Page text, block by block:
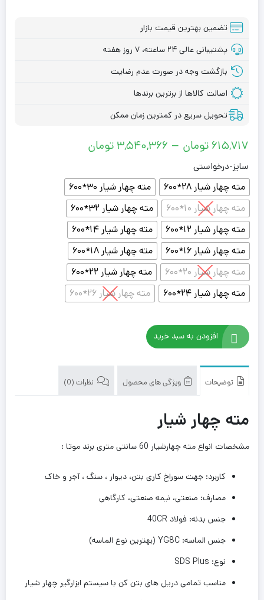
تضمین بهترین قیمت بازار
پشتیبانی عالی ۲۴ ساعته، ۷ روز هفته
بازگشت وجه در صورت عدم رضایت
اصالت کالاها از برترین برندها
تحویل سریع در کمترین زمان ممکن
615,717 تومان –
3,540,366 تومان
through
3,540,366 تومان
سایز-درخواستی
مته چهار شیار 28*600
مته چهار شیار 30*600
مته چهار شیار 10*600
مته چهار شیار 32*600
مته چهار شیار 12*600
مته چهار شیار 14*600
مته چهار شیار 16*600
مته چهار شیار 18*600
مته چهار شیار 20*600
مته چهار شیار 22*600
مته چهار شیار 24*600
مته چهار شیار 26*600
افزودن به سبد خرید
توضیحات ویژگی های محصول نظرات (0)
مته چهار شیار
مشخصات انواع مته چهارشیار 60 سانتی متری برند موتا :
کاربرد: جهت سوراخ کاری بتن، دیوار ، سنگ ، آجر و خاک
مصارف: صنعتی، نیمه صنعتی، کارگاهی
جنس بدنه: فولاد 40CR
جنس الماسه: YG8C (بهترین نوع الماسه)
نوع: SDS Plus
مناسب تمامی دریل های بتن کن با سیستم ابزارگیر چهار شیار